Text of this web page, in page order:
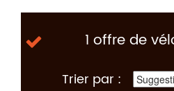
1 offre de
Trier par :